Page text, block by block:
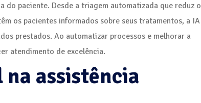
do paciente. Desde a triagem automatizada que reduz o
os pacientes informados sobre seus tratamentos, a IA
prestados. Ao automatizar processos e melhorar a
atendimento de excelência.
assistência